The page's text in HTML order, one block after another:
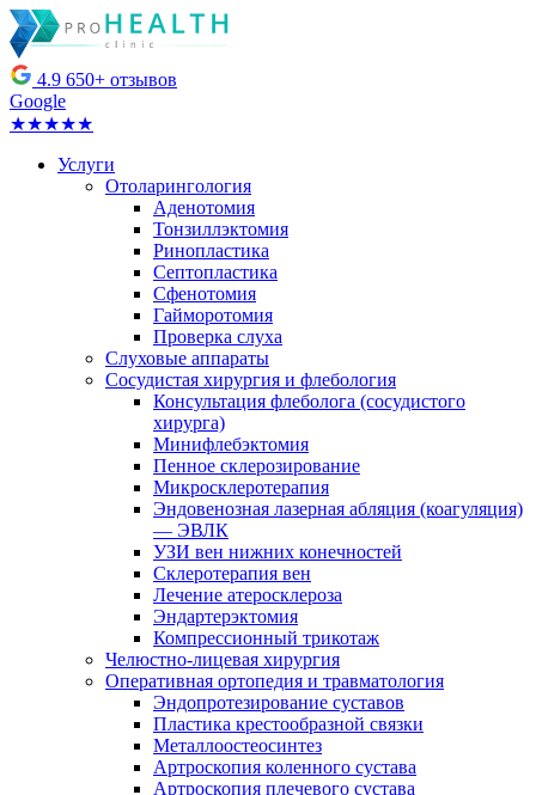
4.9 650+ отзывов
Google
★★★★★
Услуги
Отоларингология
Аденотомия
Тонзиллэктомия
Ринопластика
Септопластика
Сфенотомия
Гайморотомия
Проверка слуха
Слуховые аппараты
Сосудистая хирургия и флебология
Консультация флеболога (сосудистого
хирурга)
Минифлебэктомия
Пенное склерозирование
Микросклеротерапия
Эндовенозная лазерная абляция (коагуляция)
— ЭВЛК
УЗИ вен нижних конечностей
Склеротерапия вен
Лечение атеросклероза
Эндартерэктомия
Компрессионный трикотаж
Челюстно-лицевая хирургия
Оперативная ортопедия и травматология
Эндопротезирование суставов
Пластика крестообразной связки
Металлоостеосинтез
Артроскопия коленного сустава
Артроскопия плечевого сустава